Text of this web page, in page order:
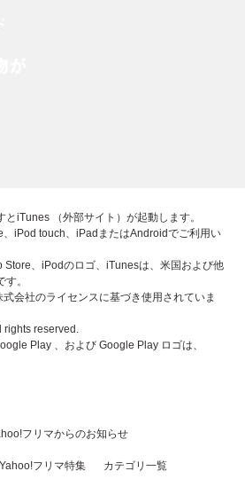
とiTunes （外部サイト）が起動します。
、iPod touch、iPadまたはAndroidでご利用い
Store、iPodのロゴ、iTunesは、米国および他
。
会社のライセンスに基づき使用されていま
rights reserved.
Play 、および Google Play ロゴは、
フリマからのお知らせ
Yahoo!フリマ特集 カテゴリ一覧